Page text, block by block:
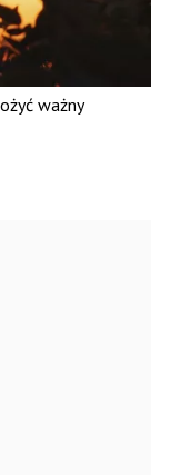
ważny